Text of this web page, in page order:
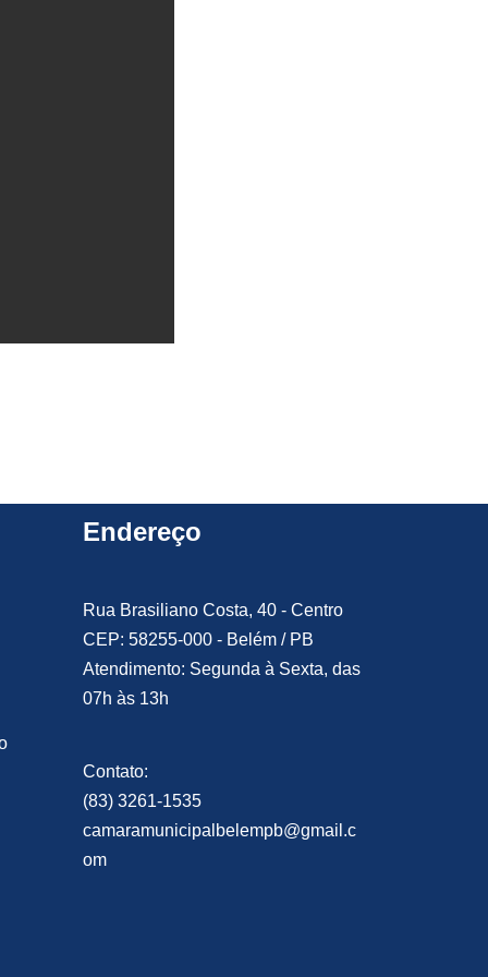
Endereço
Rua Brasiliano Costa, 40 - Centro
CEP: 58255-000 - Belém / PB
Atendimento: Segunda à Sexta, das
07h às 13h
Contato:
(83) 3261-1535
camaramunicipalbelempb@gmail.c
om